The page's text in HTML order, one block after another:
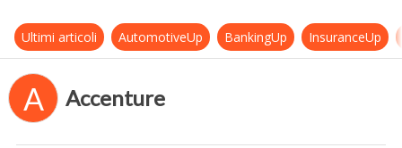
Ultimi articoli AutomotiveUp BankingUp InsuranceUp
A Accenture